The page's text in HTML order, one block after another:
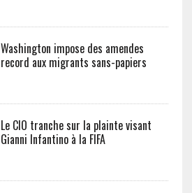
Washington impose des amendes
record aux migrants sans-papiers
Le CIO tranche sur la plainte visant
Gianni Infantino à la FIFA